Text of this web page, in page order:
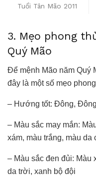
Tuổi Tân Mão 2011
3. Mẹo phong
Quý Mão
Để mệnh Mão năm Quý
đây là một số mẹo
– Hướng tốt: Đông,
– Màu sắc may mắn:
xám, màu trắng, màu da
– Màu sắc đen đủi: Màu
da trời, xanh bộ đội